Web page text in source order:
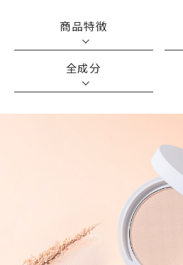
商品特徴
全成分